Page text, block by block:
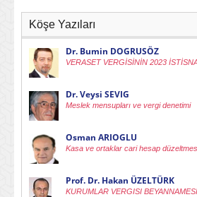
Köşe Yazıları
Dr. Bumin DOGRUSÖZ
VERASET VERGİSİNİN 2023
Dr. Veysi SEVIG
Meslek mensupları ve vergi denetimi
Osman ARIOGLU
Kasa ve ortaklar cari hesap
Prof. Dr. Hakan ÜZELTÜRK
KURUMLAR VERGISI